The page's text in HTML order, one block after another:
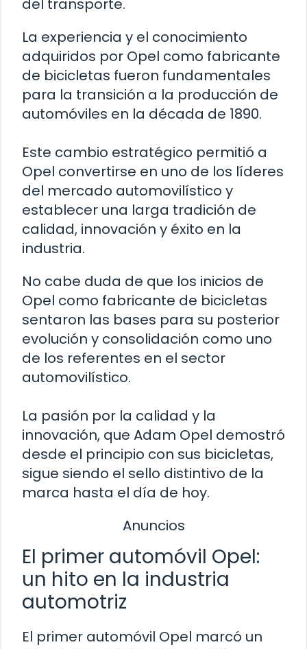
del transporte.
La experiencia y el conocimiento
adquiridos por Opel como fabricante
de bicicletas fueron fundamentales
para la transición a la producción de
automóviles en la década de 1890.
Este cambio estratégico permitió a
Opel convertirse en uno de los líderes
del mercado automovilístico y
establecer una larga tradición de
calidad, innovación y éxito en la
industria.
No cabe duda de que los inicios de
Opel como fabricante de bicicletas
sentaron las bases para su posterior
evolución y consolidación como uno
de los referentes en el sector
automovilístico.
La pasión por la calidad y la
innovación, que Adam Opel demostró
desde el principio con sus bicicletas,
sigue siendo el sello distintivo de la
marca hasta el día de hoy.
Anuncios
El primer automóvil Opel:
un hito en la industria
automotriz
El primer automóvil Opel marcó un